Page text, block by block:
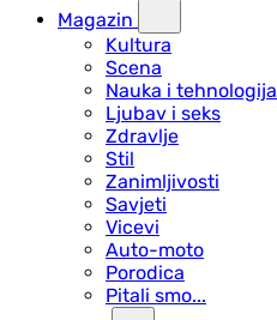
Magazin
Kultura
Scena
Nauka i tehnologija
Ljubav i seks
Zdravlje
Stil
Zanimljivosti
Savjeti
Vicevi
Auto-moto
Porodica
Pitali smo...